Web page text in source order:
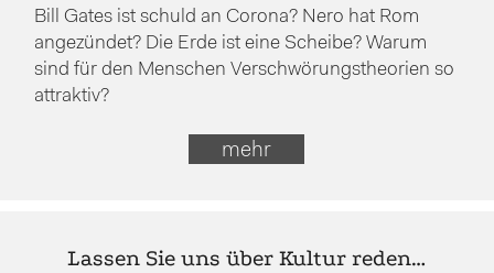
Bill Gates ist schuld an Corona? Nero hat Rom
angezündet? Die Erde ist eine Scheibe? Warum
sind für den Menschen Verschwörungstheorien so
attraktiv?
mehr
Lassen Sie uns über Kultur reden…